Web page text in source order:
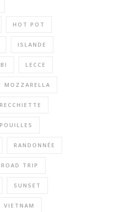
HOT POT
ISLANDE
LECCE
MOZZARELLA
POUILLES
RANDONNÉE
ROAD TRIP
SUNSET
VIETNAM